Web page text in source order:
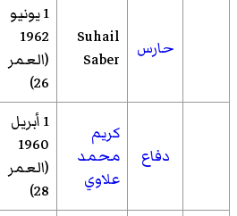
حارس
Suhail
Saber
1 يونيو
1962
(العمر
26)
دفاع
كريم
محمد
علاوي
1 أبريل
1960
(العمر
28)